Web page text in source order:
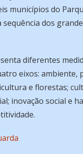
municípios do
sequência dos
diferentes
eixos: ambiente,
e florestas;
inovação social e